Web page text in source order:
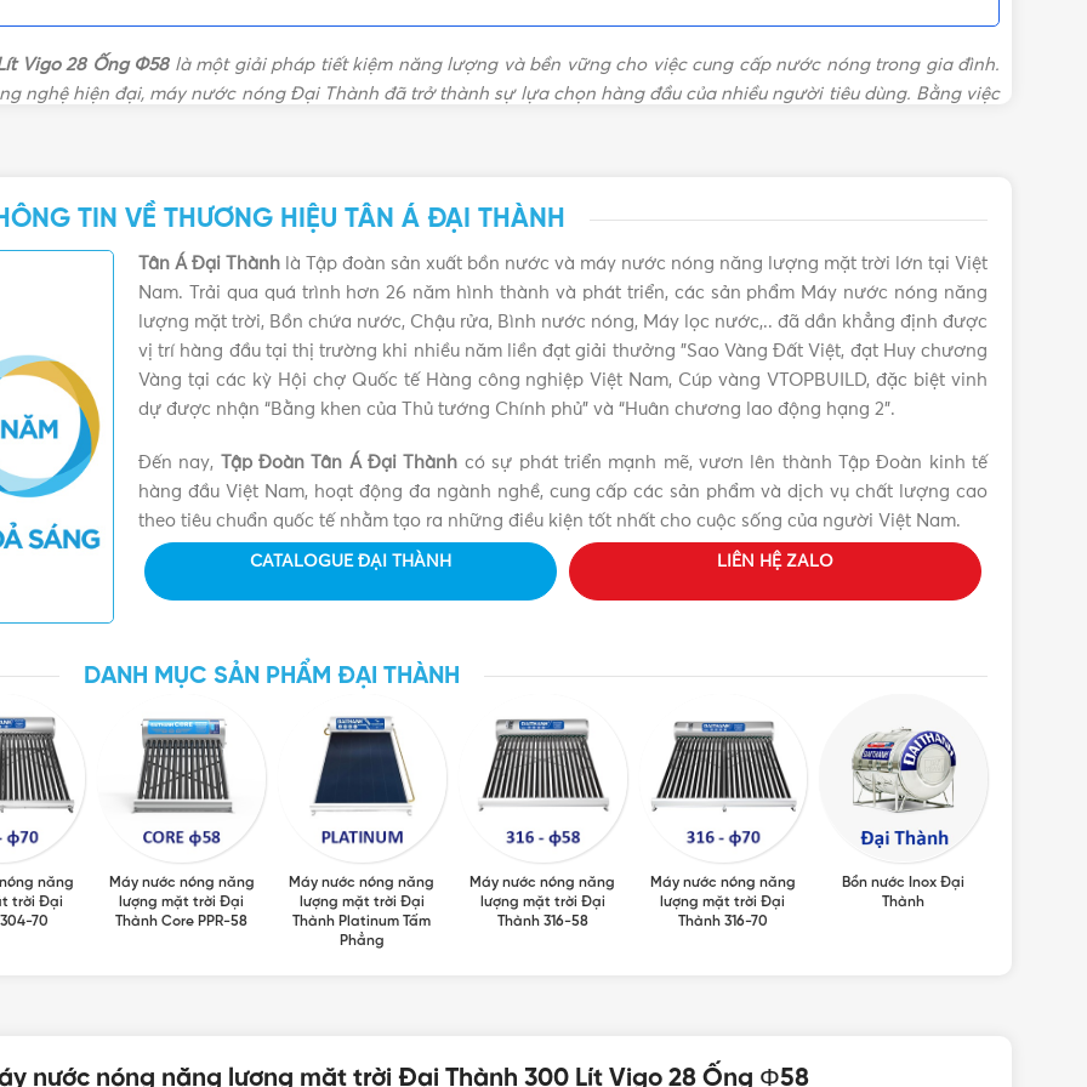
Thành,Máy nước nóng
năng lượng mặt trời Đại
Thành
trời Đại Thành,Giá máy nước nóng năng lượng mặt trời,Giá
máy nước nóng năng lượng mặt trời
Vigo 28 Ống Φ58là một giải pháp tiết kiệm năng lượng và bền vững cho việc cung cấp nước nóng trong gia đình.
nghệ hiện đại, máy nước nóng Đại Thành đã trở thành sự lựa chọn hàng đầu của nhiều người tiêu dùng. Bằng việc
này trong bài viết hôm nay nhé!
Đại Thành 300L Vigo
TIN VỀ THƯƠNG HIỆU TÂN Á ĐẠI THÀNH
Tân Á Đại Thành là Tập đoàn sản xuất bồn nước và máy nước nóng năng lượng mặt trời lớn tại Việt
Nam. Trải qua quá trình hơn 26 năm hình thành và phát triển, các sản phẩm Máy nước nóng năng
lượng mặt trời, Bồn chứa nước, Chậu rửa, Bình nước nóng, Máy lọc nước,.. đã dần khẳng định được
vị trí hàng đầu tại thị trường khi nhiều năm liền đạt giải thưởng "Sao Vàng Đất Việt, đạt Huy chương
Vàng tại các kỳ Hội chợ Quốc tế Hàng công nghiệp Việt Nam, Cúp vàng VTOPBUILD, đặc biệt vinh
dự được nhận “Bằng khen của Thủ tướng Chính phủ” và “Huân chương lao động hạng 2”.
Đến nay, Tập Đoàn Tân Á Đại Thành có sự phát triển mạnh mẽ, vươn lên thành Tập Đoàn kinh tế
hàng đầu Việt Nam, hoạt động đa ngành nghề, cung cấp các sản phẩm và dịch vụ chất lượng cao
theo tiêu chuẩn quốc tế nhằm tạo ra những điều kiện tốt nhất cho cuộc sống của người Việt Nam.
CATALOGUE ĐẠI THÀNH LIÊN HỆ ZALO
DANH MỤC SẢN PHẨM ĐẠI THÀNH
năng
trời Đại
70
Máy nước nóng năng
lượng mặt trời Đại
Thành Core PPR-58
Máy nước nóng năng
lượng mặt trời Đại
Thành Platinum Tấm
Phẳng
Máy nước nóng năng
lượng mặt trời Đại
Thành 316-58
Máy nước nóng năng
lượng mặt trời Đại
Thành 316-70
Bồn nước Inox Đại
Thành
nước nóng năng lượng mặt trời Đại Thành 300 Lít Vigo 28 Ống Φ58